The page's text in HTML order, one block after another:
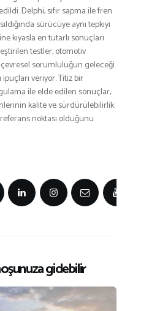
Delphi, sıfır sapma ile fren
sürücüye aynı tepkiyi
kıyasla en tutarlı sonuçları
testler, otomotiv
sorumluluğun geleceği
veriyor. Titiz bir
ile elde edilen sonuçlar,
kalite ve sürdürülebilirlik
noktası olduğunu
gidebilir